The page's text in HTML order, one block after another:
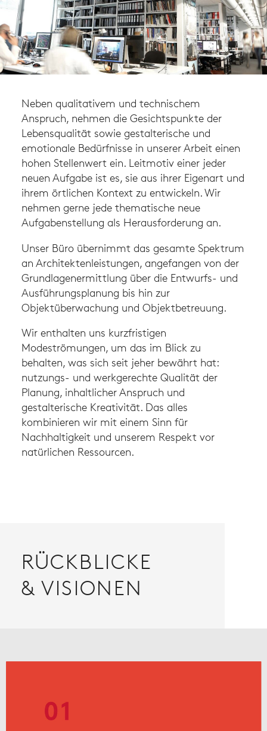
Neben qualitativem und technischem
Anspruch, nehmen die Gesichtspunkte der
Lebensqualität sowie gestalterische und
emotionale Bedürfnisse in unserer Arbeit einen
hohen Stellenwert ein. Leitmotiv einer jeder
neuen Aufgabe ist es, sie aus ihrer Eigenart und
ihrem örtlichen Kontext zu entwickeln. Wir
nehmen gerne jede thematische neue
Aufgabenstellung als Herausforderung an.
Unser Büro übernimmt das gesamte Spektrum
an Architektenleistungen, angefangen von der
Grundlagenermittlung über die Entwurfs- und
Ausführungsplanung bis hin zur
Objektüberwachung und Objektbetreuung.
Wir enthalten uns kurzfristigen
Modeströmungen, um das im Blick zu
behalten, was sich seit jeher bewährt hat:
nutzungs- und werkgerechte Qualität der
Planung, inhaltlicher Anspruch und
gestalterische Kreativität. Das alles
kombinieren wir mit einem Sinn für
Nachhaltigkeit und unserem Respekt vor
natürlichen Ressourcen.
RÜCKBLICKE
& VISIONEN